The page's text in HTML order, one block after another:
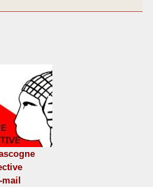
mail